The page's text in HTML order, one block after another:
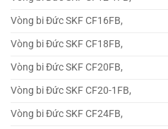
Vòng bi Đức SKF CF16FB,
Vòng bi Đức SKF CF18FB,
Vòng bi Đức SKF CF20FB,
Vòng bi Đức SKF CF20-1FB,
Vòng bi Đức SKF CF24FB,